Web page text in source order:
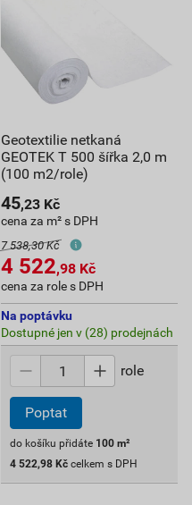
Geotextilie netkaná
GEOTEK T 500 šířka 2,0 m
(100 m2/role)
45,23 Kč
cena za m² s DPH
7 538,30 Kč
4 522,98 Kč
cena za role s DPH
Na poptávku
Dostupné jen v (28) prodejnách
role
Poptat
do košíku přidáte 100 m²
4 522,98 Kč celkem s DPH